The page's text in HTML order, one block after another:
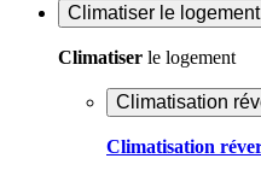
Climatiser le logement
Climatiser le logement
Climatisation
Climatisation